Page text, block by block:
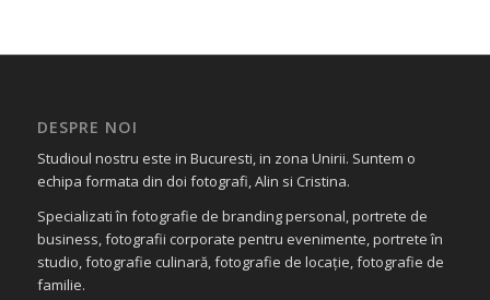
DESPRE NOI
Studioul nostru este in Bucuresti, in zona Unirii. Suntem o
echipa formata din doi fotografi, Alin si Cristina.
Specializati în fotografie de branding personal, portrete de
business, fotografii corporate pentru evenimente, portrete în
studio, fotografie culinară, fotografie de locație, fotografie de
familie.